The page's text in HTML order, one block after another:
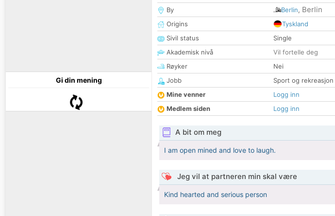
Gi din mening
By
Berlin, Berlin
Origins
Tyskland
Sivil status
Single
Akademisk nivå
Vil fortelle deg
Røyker
Nei
Jobb
Sport og rekreasjon
Mine venner
Logg inn
Medlem siden
Logg inn
A bit om meg
I am open mined and love to laugh.
Jeg vil at partneren min skal være
Kind hearted and serious person